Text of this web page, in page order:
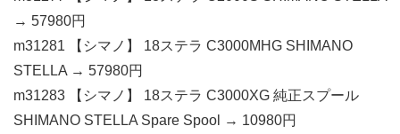
→ 57980円
m31281 【シマノ】 18ステラ C3000MHG SHIMANO
STELLA → 57980円
m31283 【シマノ】 18ステラ C3000XG 純正スプール
SHIMANO STELLA Spare Spool → 10980円